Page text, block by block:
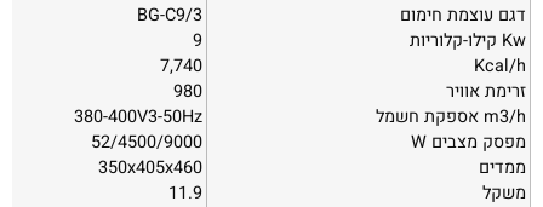
דגם עוצמת חימום
Kw קילו-קלוריות
Kcal/h
זרימת אוויר
m3/h אספקת חשמל
מפסק מצבים W
ממדים
משקל
BG-C9/3
9
7,740
980
380-400V3-50Hz
52/4500/9000
350x405x460
11.9